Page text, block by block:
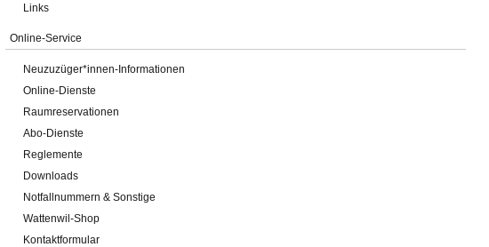
Links
Online-Service
Neuzuzüger*innen-Informationen
Online-Dienste
Raumreservationen
Abo-Dienste
Reglemente
Downloads
Notfallnummern & Sonstige
Wattenwil-Shop
Kontaktformular